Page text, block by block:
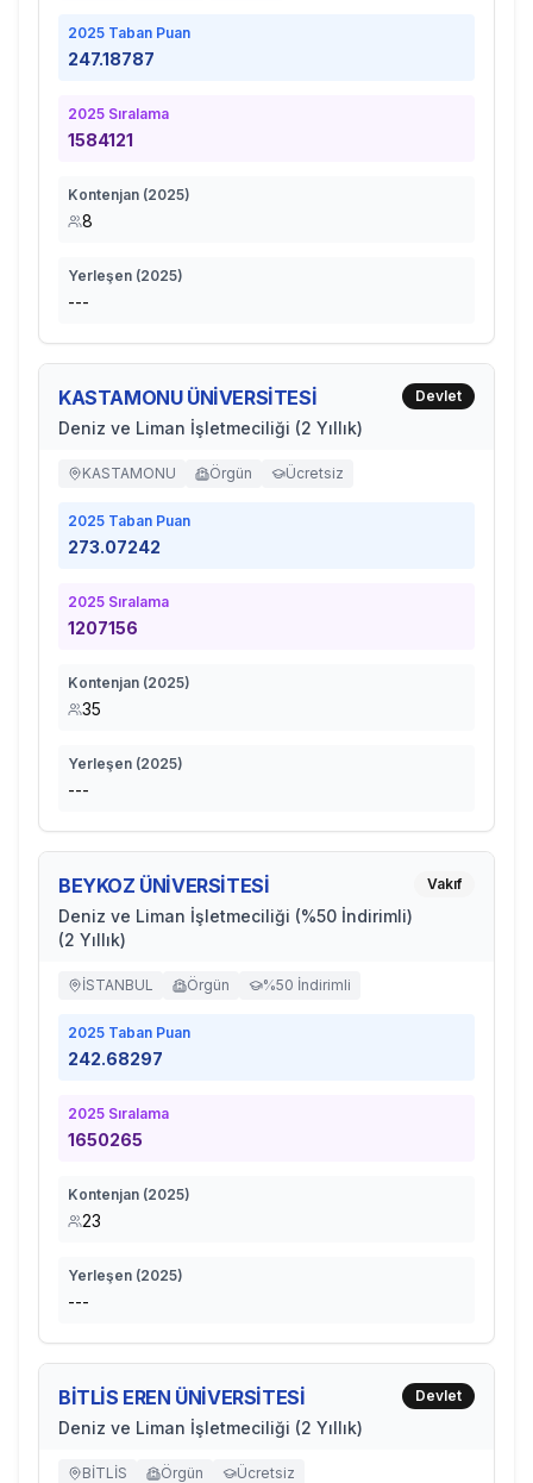
2025 Taban Puan
247.18787
2025 Sıralama
1584121
Kontenjan (2025)
8
Yerleşen (2025)
---
KASTAMONU ÜNİVERSİTESİ
Deniz ve Liman İşletmeciliği (2 Yıllık)
Devlet
KASTAMONU Örgün Ücretsiz
2025 Taban Puan
273.07242
2025 Sıralama
1207156
Kontenjan (2025)
35
Yerleşen (2025)
---
BEYKOZ ÜNİVERSİTESİ
Deniz ve Liman İşletmeciliği (%50 İndirimli)
(2 Yıllık)
Vakıf
İSTANBUL Örgün %50 İndirimli
2025 Taban Puan
242.68297
2025 Sıralama
1650265
Kontenjan (2025)
23
Yerleşen (2025)
---
BİTLİS EREN ÜNİVERSİTESİ
Deniz ve Liman İşletmeciliği (2 Yıllık)
Devlet
BİTLİS Örgün Ücretsiz